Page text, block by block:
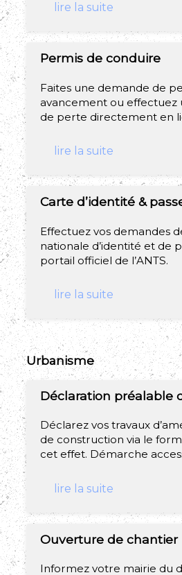
lire la suite
Permis de conduire
Faites une demande de
avancement ou effectuez
de perte directement en
lire la suite
Carte d’identité &
Effectuez vos demandes
nationale d’identité et de
portail officiel de l’ANTS.
lire la suite
Urbanisme
Déclaration préalable
Déclarez vos travaux
de construction via le
cet effet. Démarche
lire la suite
Ouverture de chantier
Informez votre mairie du